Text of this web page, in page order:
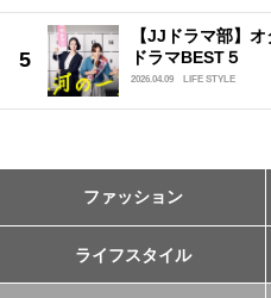
【JJドラマ部】
ドラマBEST５
2026.04.09 LIFE STYLE
ファッション
ライフスタイル